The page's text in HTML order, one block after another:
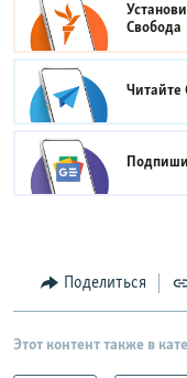
Свобода
Читайте
Поделиться
Этот контент также в